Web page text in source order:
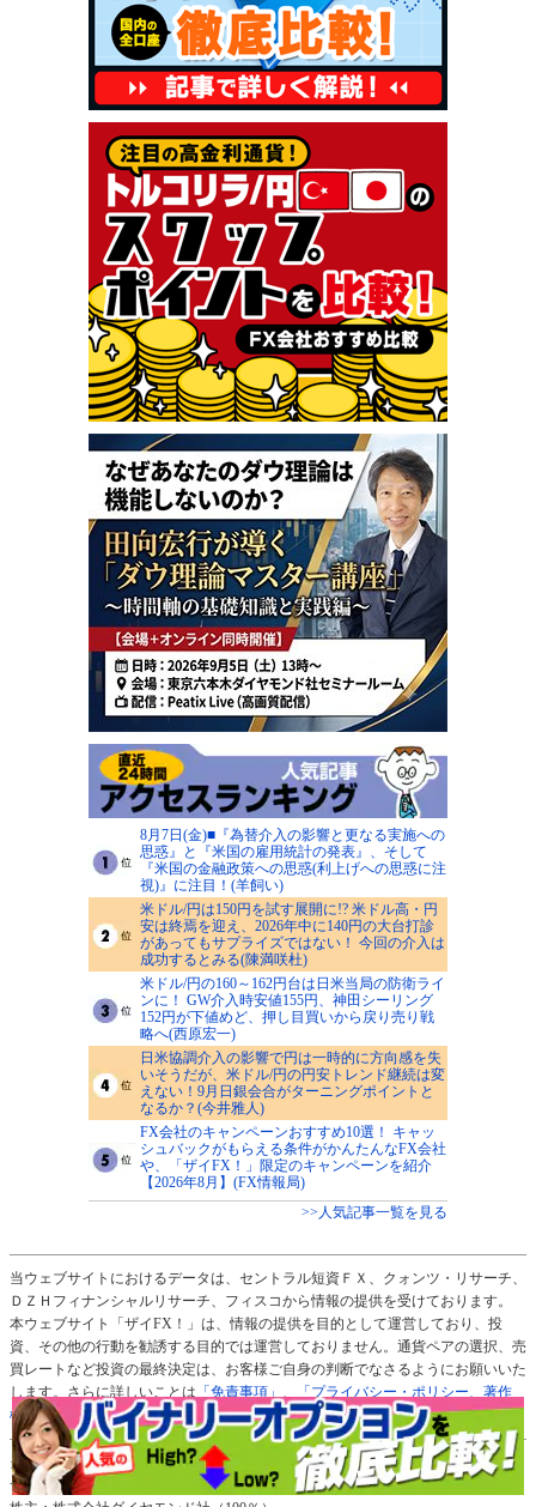
8月7日(金)■『為替介入の影響と更なる実施への
思惑』と『米国の雇用統計の発表』、そして
『米国の金融政策への思惑(利上げへの思惑に注
視)』に注目！(羊飼い)
米ドル/円は150円を試す展開に!? 米ドル高・円
安は終焉を迎え、2026年中に140円の大台打診
があってもサプライズではない！ 今回の介入は
成功するとみる(陳満咲杜)
米ドル/円の160～162円台は日米当局の防衛ライ
ンに！ GW介入時安値155円、神田シーリング
152円が下値めど、押し目買いから戻り売り戦
略へ(西原宏一)
日米協調介入の影響で円は一時的に方向感を失
いそうだが、米ドル/円の円安トレンド継続は変
えない！9月日銀会合がターニングポイントと
なるか？(今井雅人)
FX会社のキャンペーンおすすめ10選！ キャッ
シュバックがもらえる条件がかんたんなFX会社
や、「ザイFX！」限定のキャンペーンを紹介
【2026年8月】(FX情報局)
>>人気記事一覧を見る
当ウェブサイトにおけるデータは、セントラル短資ＦＸ、クォンツ・リサーチ、
ＤＺＨフィナンシャルリサーチ、フィスコから情報の提供を受けております。
本ウェブサイト「ザイFX！」は、情報の提供を目的として運営しており、投
資、その他の行動を勧誘する目的では運営しておりません。通貨ペアの選択、売
買レートなど投資の最終決定は、お客様ご自身の判断でなさるようにお願いいた
します。さらに詳しいことは 「免責事項」
「プライバシー・ポリシー、著作
権」のページをご確認ください。
当サイト「ザイFX！」の運営元：株式会社ダイヤモンド・フィナンシャル・リ
サーチ